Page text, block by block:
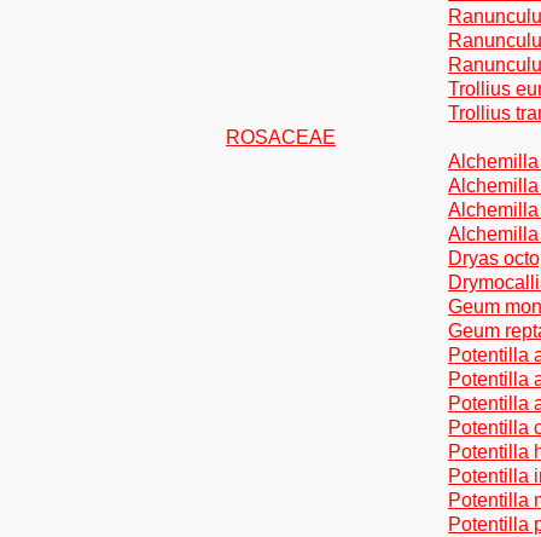
Trollius
Trollius
ROSACEAE
Dryas
Geum
Geum
Potentilla
Potentilla
Potentilla
Potentilla
Potentilla
Potentilla
Potentilla
Potentilla